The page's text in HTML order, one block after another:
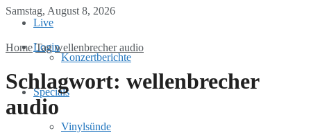
Samstag, August 8, 2026
Login
Live
Konzertberichte
Specials
Vinylsünde
Home Tag wellenbrecher audio
Schlagwort: wellenbrecher
audio